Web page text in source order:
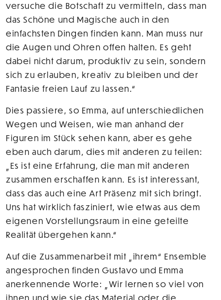
versuche die Botschaft zu vermitteln, dass man
das Schöne und Magische auch in den
einfachsten Dingen finden kann. Man muss nur
die Augen und Ohren offen halten. Es geht
dabei nicht darum, produktiv zu sein, sondern
sich zu erlauben, kreativ zu bleiben und der
Fantasie freien Lauf zu lassen.“
Dies passiere, so Emma, auf unterschiedlichen
Wegen und Weisen, wie man anhand der
Figuren im Stück sehen kann, aber es gehe
eben auch darum, dies mit anderen zu teilen:
„Es ist eine Erfahrung, die man mit anderen
zusammen erschaffen kann. Es ist interessant,
dass das auch eine Art Präsenz mit sich bringt.
Uns hat wirklich fasziniert, wie etwas aus dem
eigenen Vorstellungsraum in eine geteilte
Realität übergehen kann.“
Auf die Zusammenarbeit mit „ihrem“ Ensemble
angesprochen finden Gustavo und Emma
anerkennende Worte: „Wir lernen so viel von